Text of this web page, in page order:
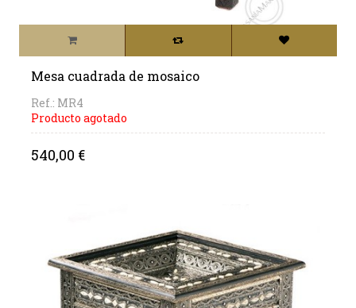
Mesa cuadrada de mosaico
Ref.: MR4
Producto agotado
Precio
540,00 €